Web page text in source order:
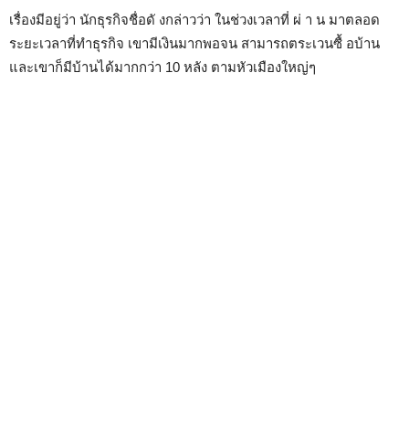
เรื่องมีอยู่ว่า นักธุรกิจชื่อดั งกล่าวว่า ในช่วงเวลาที่ ผ่ า น มาตลอด
ระยะเวลาที่ทำธุรกิจ เขามีเงินมากพอจน สามารถตระเวนซื้ อบ้าน
และเขาก็มีบ้านได้มากกว่า 10 หลัง ตามหัวเมืองใหญ่ๆ